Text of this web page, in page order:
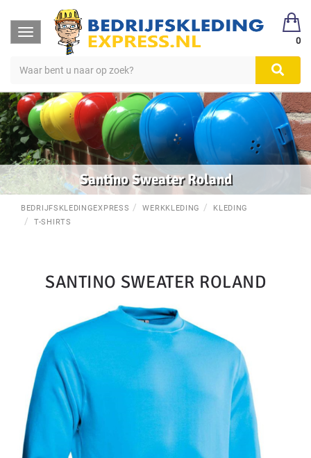
Toggle
navigation
0
Santino Sweater Roland
BEDRIJFSKLEDINGEXPRESS WERKKLEDING
KLEDING
T-SHIRTS
SANTINO SWEATER ROLAND